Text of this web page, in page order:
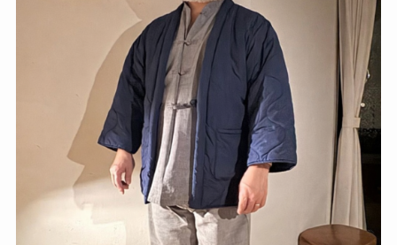
一休.comでお得なご旅行を！
✖